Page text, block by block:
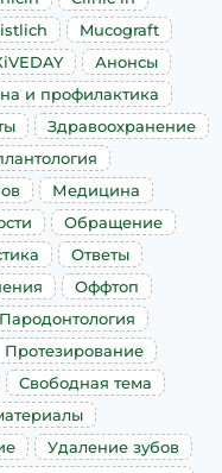
Mucograft
Анонсы
и профилактика
Здравоохранение
Медицина
Обращение
Ответы
Оффтоп
Пародонтология
Протезирование
Свободная тема
Удаление зубов